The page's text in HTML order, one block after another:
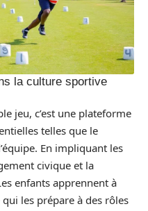
la culture sportive
jeu, c’est une plateforme
telles que le
En impliquant les
civique et la
enfants apprennent à
les prépare à des rôles